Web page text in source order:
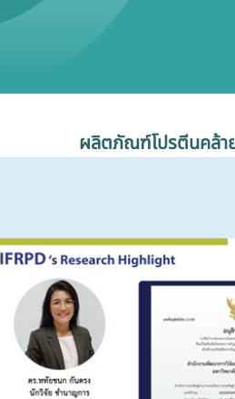
ผลิตภัณฑ์โปรตีนคล้า